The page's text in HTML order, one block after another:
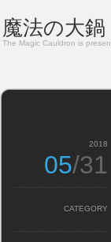
魔法の大鍋
The Magic Cauldron is
2018
05/31
CATEGORY